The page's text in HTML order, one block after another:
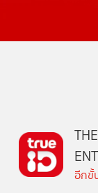
อีกขั้